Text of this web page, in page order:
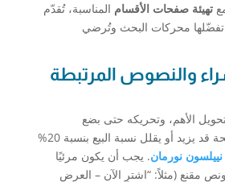
تهيئة صفحات الأقسام المناسبة، تُقدّم
محركات البحث وتُرضي
والنصوص المرتبطة
الأهم، وتحريكه حتى بضع
سنتيمترات على الصفحة قد يزيد أو يقلل نسبة البيع بنسبة 20%
نورمان. يجب أن يكون مرئيًا
مقنع (مثلاً: “اشترِ الآن – العرض